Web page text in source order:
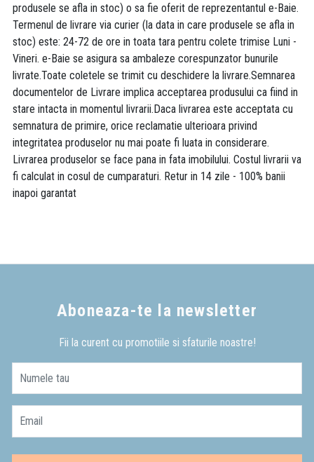
produsele se afla in stoc) o sa fie oferit de reprezentantul e-Baie.
Termenul de livrare via curier (la data in care produsele se afla in
stoc) este: 24-72 de ore in toata tara pentru colete trimise Luni -
Vineri. e-Baie se asigura sa ambaleze corespunzator bunurile
livrate.Toate coletele se trimit cu deschidere la livrare.Semnarea
documentelor de Livrare implica acceptarea produsului ca fiind in
stare intacta in momentul livrarii.Daca livrarea este acceptata cu
semnatura de primire, orice reclamatie ulterioara privind
integritatea produselor nu mai poate fi luata in considerare.
Livrarea produselor se face pana in fata imobilului. Costul livrarii va
fi calculat in cosul de cumparaturi. Retur in 14 zile - 100% banii
inapoi garantat
Aboneaza-te la newsletter
Fii la curent cu promotiile si sfaturile noastre!
Numele tau
Email